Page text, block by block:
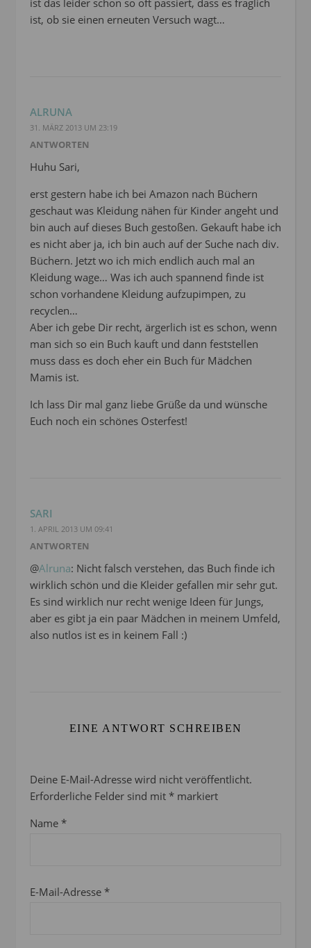
ist das leider schon so oft passiert, dass es fraglich
ist, ob sie einen erneuten Versuch wagt…
ALRUNA
31. MÄRZ 2013 UM 23:19
ANTWORTEN
Huhu Sari,
erst gestern habe ich bei Amazon nach Büchern
geschaut was Kleidung nähen für Kinder angeht und
bin auch auf dieses Buch gestoßen. Gekauft habe ich
es nicht aber ja, ich bin auch auf der Suche nach div.
Büchern. Jetzt wo ich mich endlich auch mal an
Kleidung wage… Was ich auch spannend finde ist
schon vorhandene Kleidung aufzupimpen, zu
recyclen…
Aber ich gebe Dir recht, ärgerlich ist es schon, wenn
man sich so ein Buch kauft und dann feststellen
muss dass es doch eher ein Buch für Mädchen
Mamis ist.
Ich lass Dir mal ganz liebe Grüße da und wünsche
Euch noch ein schönes Osterfest!
SARI
1. APRIL 2013 UM 09:41
ANTWORTEN
@Alruna: Nicht falsch verstehen, das Buch finde ich
wirklich schön und die Kleider gefallen mir sehr gut.
Es sind wirklich nur recht wenige Ideen für Jungs,
aber es gibt ja ein paar Mädchen in meinem Umfeld,
also nutlos ist es in keinem Fall :)
EINE ANTWORT SCHREIBEN
Deine E-Mail-Adresse wird nicht veröffentlicht.
Erforderliche Felder sind mit * markiert
Name *
E-Mail-Adresse *